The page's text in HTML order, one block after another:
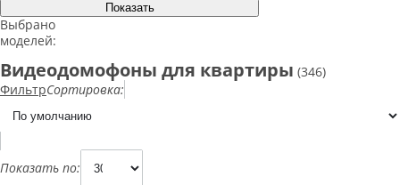
Выбрано
моделей:
Видеодомофоны для квартиры (346)
ФильтрСортировка:
Показать по: